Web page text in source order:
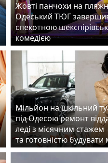
Жовті панчохи на
Одеський ТЮГ
спекотною
комедією
Мільйон на шкільний
під Одесою ремонт
леді з місячним стажем
та готовністю будувати